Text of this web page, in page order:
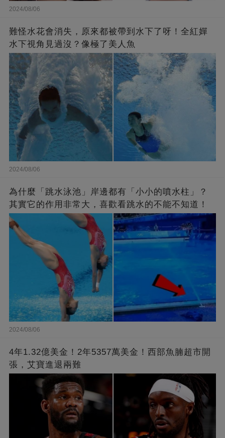
2024/08/06
難怪水花會消失，原來都被帶到水下了呀！全紅嬋
水下視角見過沒？像極了美人魚
2024/08/06
為什麼「跳水泳池」岸邊都有「小小的噴水柱」？
其實它的作用非常大，喜歡看跳水的不能不知道！
2024/08/06
4年1.32億美金！2年5357萬美金！西部魚腩超市開
張，艾寶進退兩難